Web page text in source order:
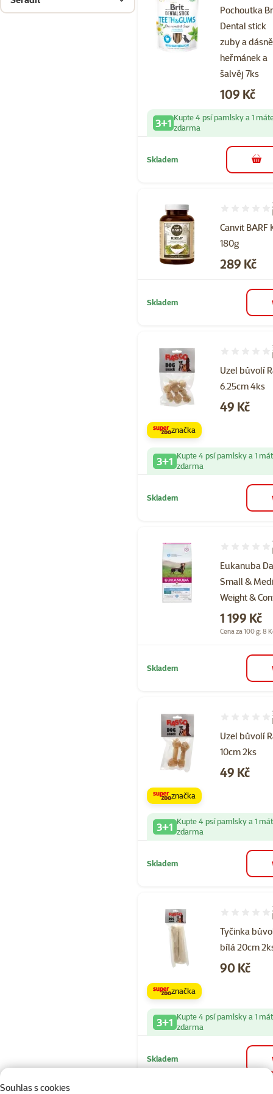
Souhlas s cookies
Pochoutka
Dental stick
zuby a dásně
heřmánek a
šalvěj 7ks
Cena
109 Kč
3+1 Kupte 4 psí pamlsky a 1
zdarma
Skladem do
Canvit BARF
180g
Hodnocení
Cena
289 Kč
Skladem
Uzel bůvolí
6.25cm 4ks
Hodnocení
Cena
49 Kč
značka
3+1 Kupte 4 psí pamlsky a 1
zdarma
Skladem
Eukanuba
Small &
Weight &
Hodnocení
Cena
1 199 Kč
Cena za 100 g: 8
Skladem
Uzel bůvolí
10cm 2ks
Hodnocení
Cena
49 Kč
značka
3+1 Kupte 4 psí pamlsky a 1
zdarma
Skladem
Tyčinka
bílá 20cm
Hodnocení
Cena
90 Kč
značka
3+1 Kupte 4 psí pamlsky a 1
zdarma
Skladem